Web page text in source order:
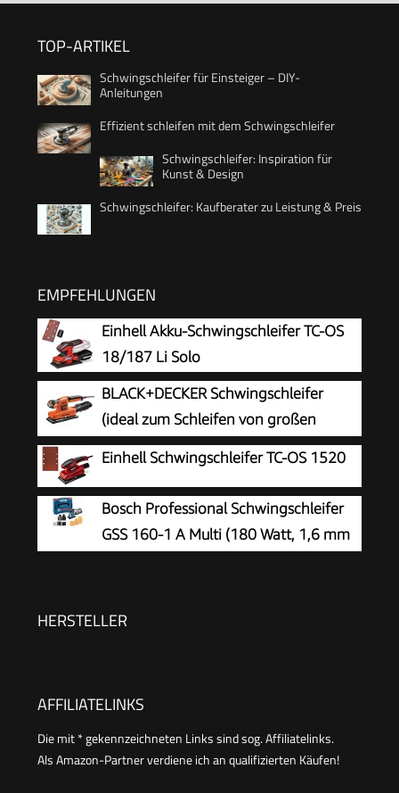
TOP-ARTIKEL
Schwingschleifer für Einsteiger – DIY-
Anleitungen
Effizient schleifen mit dem Schwingschleifer
Schwingschleifer: Inspiration für
Kunst & Design
Schwingschleifer: Kaufberater zu Leistung & Preis
EMPFEHLUNGEN
Einhell Akku-Schwingschleifer TC-OS
18/187 Li Solo
BLACK+DECKER Schwingschleifer
(ideal zum Schleifen von großen
Flächen, ergonomischer Softgriff,
integrierter Staubabsaugung, variable
Geschwindigkeit, inkl. 5x Schleifpapier & Koffer)
KA320EKA-QS
Einhell Schwingschleifer TC-OS 1520
Bosch Professional Schwingschleifer
GSS 160-1 A Multi (180 Watt, 1,6 mm
HERSTELLER
AFFILIATELINKS
Die mit * gekennzeichneten Links sind sog. Affiliatelinks.
Als Amazon-Partner verdiene ich an qualifizierten Käufen!